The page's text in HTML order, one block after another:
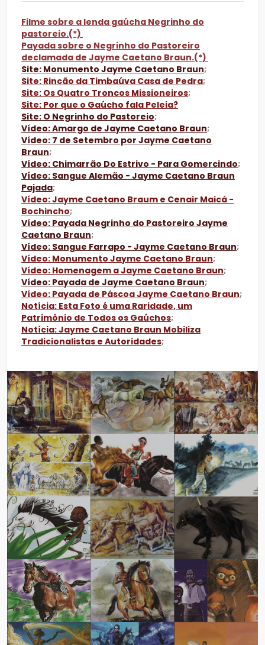
Filme sobre a lenda gaúcha Negrinho do
pastoreio.(*)
Payada sobre o Negrinho do Pastoreiro
declamada de Jayme Caetano Braun.(*)
Site: Monumento Jayme Caetano Braun;
Site: Rincão da Timbaúva Casa de Pedra;
Site: Os Quatro Troncos Missioneiros;
Site: Por que o Gaúcho fala Peleia?
Site: O Negrinho do Pastoreio;
Vídeo: Amargo de Jayme Caetano Braun;
Vídeo: 7 de Setembro por Jayme Caetano
Braun;
Vídeo: Chimarrão Do Estrivo - Para Gomercindo;
Vídeo: Sangue Alemão - Jayme Caetano Braun
Pajada;
Vídeo: Jayme Caetano Braum e Cenair Maicá -
Bochincho;
Vídeo: Payada Negrinho do Pastoreiro Jayme
Caetano Braun;
Vídeo: Sangue Farrapo - Jayme Caetano Braun;
Vídeo: Monumento Jayme Caetano Braun;
Vídeo: Homenagem a Jayme Caetano Braun;
Vídeo: Payada de Jayme Caetano Braun;
Vídeo: Payada de Páscoa Jayme Caetano Braun;
Notícia: Esta Foto é uma Raridade, um
Patrimônio de Todos os Gaúchos;
Notícia: Jayme Caetano Braun Mobiliza
Tradicionalistas e Autoridades;